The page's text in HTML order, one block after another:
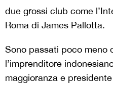
due grossi club come
Roma di James Pallotta.
Sono passati poco meno
l’imprenditore
maggioranza e